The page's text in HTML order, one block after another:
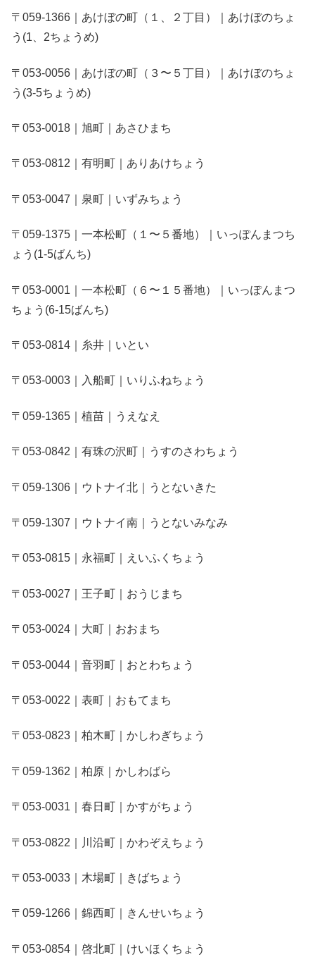
〒059-1366｜あけぼの町（１、２丁目）｜あけぼのちょ
う(1、2ちょうめ)
〒053-0056｜あけぼの町（３〜５丁目）｜あけぼのちょ
う(3-5ちょうめ)
〒053-0018｜旭町｜あさひまち
〒053-0812｜有明町｜ありあけちょう
〒053-0047｜泉町｜いずみちょう
〒059-1375｜一本松町（１〜５番地）｜いっぽんまつち
ょう(1-5ばんち)
〒053-0001｜一本松町（６〜１５番地）｜いっぽんまつ
ちょう(6-15ばんち)
〒053-0814｜糸井｜いとい
〒053-0003｜入船町｜いりふねちょう
〒059-1365｜植苗｜うえなえ
〒053-0842｜有珠の沢町｜うすのさわちょう
〒059-1306｜ウトナイ北｜うとないきた
〒059-1307｜ウトナイ南｜うとないみなみ
〒053-0815｜永福町｜えいふくちょう
〒053-0027｜王子町｜おうじまち
〒053-0024｜大町｜おおまち
〒053-0044｜音羽町｜おとわちょう
〒053-0022｜表町｜おもてまち
〒053-0823｜柏木町｜かしわぎちょう
〒059-1362｜柏原｜かしわばら
〒053-0031｜春日町｜かすがちょう
〒053-0822｜川沿町｜かわぞえちょう
〒053-0033｜木場町｜きばちょう
〒059-1266｜錦西町｜きんせいちょう
〒053-0854｜啓北町｜けいほくちょう